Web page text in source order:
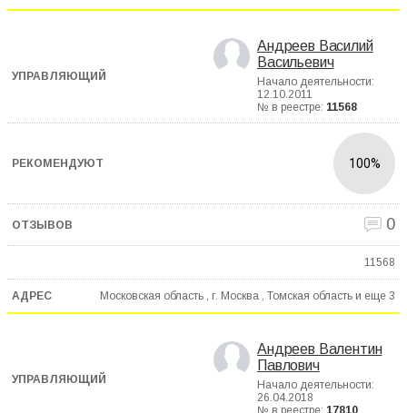
Андреев Василий
Васильевич
Начало деятельности:
12.10.2011
№ в реестре: 11568
100%
0
11568
Московская область , г. Москва , Томская область и еще 3
Андреев Валентин
Павлович
Начало деятельности:
26.04.2018